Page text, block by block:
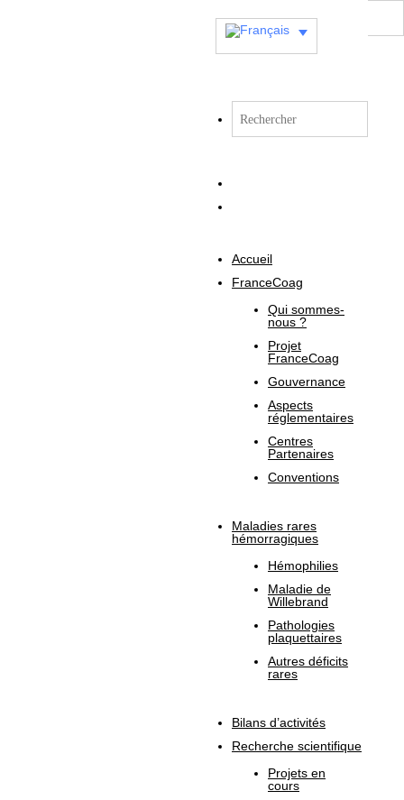
Accueil
FranceCoag
Qui sommes-
nous ?
Projet
FranceCoag
Gouvernance
Aspects
réglementaires
Centres
Partenaires
Conventions
Maladies rares
hémorragiques
Hémophilies
Maladie de
Willebrand
Pathologies
plaquettaires
Autres déficits
rares
Bilans d’activités
Recherche scientifique
Projets en
cours